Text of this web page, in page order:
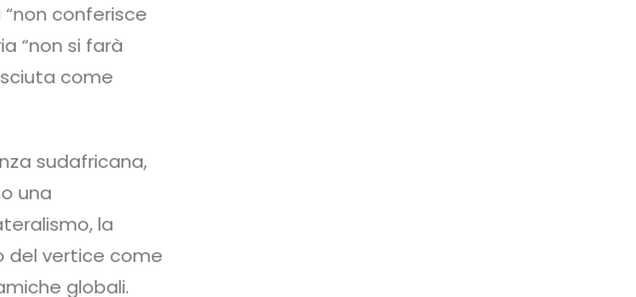
conferisce
“non si farà
come
sudafricana,
una
la
del vertice come
globali.